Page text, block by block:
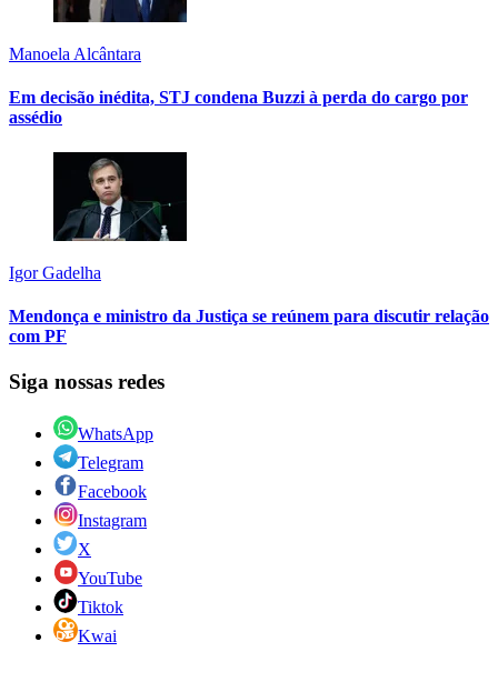
Manoela Alcântara
Em decisão inédita, STJ condena Buzzi à perda do cargo por
assédio
Igor Gadelha
Mendonça e ministro da Justiça se reúnem para discutir relação
com PF
Siga nossas redes
WhatsApp
Telegram
Facebook
Instagram
X
YouTube
Tiktok
Kwai